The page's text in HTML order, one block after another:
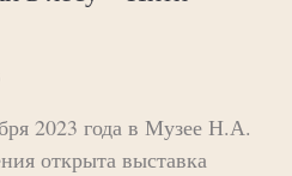
2023 года в Музее Н.А.
открыта выставка